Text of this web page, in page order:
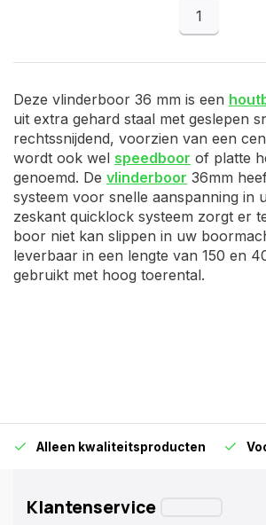
1
Deze vlinderboor 36 mm is een
uit extra gehard staal met geslepen
rechtssnijdend, voorzien van een
wordt ook wel speedboor of platte
genoemd. De vlinderboor 36mm
systeem voor snelle aanspanning in
zeskant quicklock systeem zorgt er
boor niet kan slippen in uw
leverbaar in een lengte van 150 en
gebruikt met hoog toerental.
Alleen kwaliteitsproducten
Klantenservice